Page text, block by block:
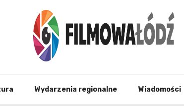
Wydarzenia regionalne Wiadomości